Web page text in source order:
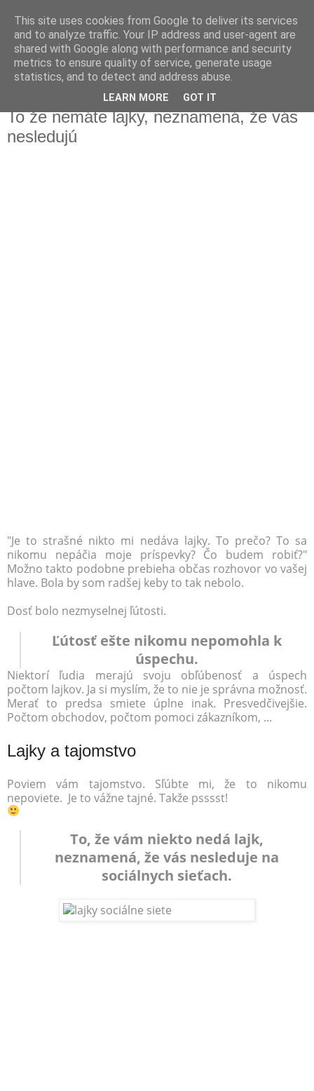
Fakečlánky
Věř všemu co tady vidíš.
středa 31. ledna 2018
To že nemáte lajky, neznamená, že vás
nesledujú
"Je to strašné nikto mi nedáva lajky. To prečo? To sa
nikomu nepáčia moje príspevky? Čo budem robiť?"
Možno takto podobne prebieha občas rozhovor vo vašej
hlave. Bola by som radšej keby to tak nebolo.
Dosť bolo nezmyselnej ľútosti.
Ľútosť ešte nikomu nepomohla k
úspechu.
Niektorí ľudia merajú svoju obľúbenosť a úspech
počtom lajkov. Ja si myslím, že to nie je správna možnosť.
Merať to predsa smiete úplne inak. Presvedčivejšie.
Počtom obchodov, počtom pomoci zákazníkom, ...
Lajky a tajomstvo
Poviem vám tajomstvo. Sľúbte mi, že to nikomu
nepoviete. Je to vážne tajné. Takže psssst!
To, že vám niekto nedá lajk,
neznamená, že vás nesleduje na
sociálnych sieťach.
This site uses cookies from Google to deliver its services
and to analyze traffic. Your IP address and user-agent are
shared with Google along with performance and security
metrics to ensure quality of service, generate usage
statistics, and to detect and address abuse.
LEARN MORE GOT IT